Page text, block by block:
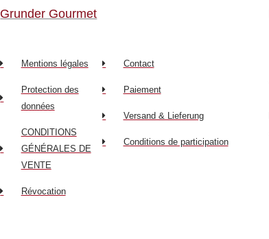
Grunder Gourmet
Mentions légales
Protection des
données
CONDITIONS
GÉNÉRALES DE
VENTE
Révocation
Contact
Paiement
Versand & Lieferung
Conditions de participation